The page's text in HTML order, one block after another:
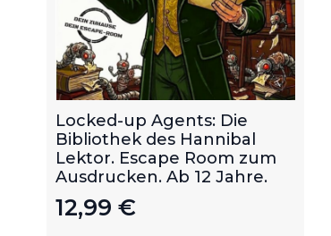
Locked-up Agents: Die
Bibliothek des Hannibal
Lektor. Escape Room zum
Ausdrucken. Ab 12 Jahre.
12,99 €